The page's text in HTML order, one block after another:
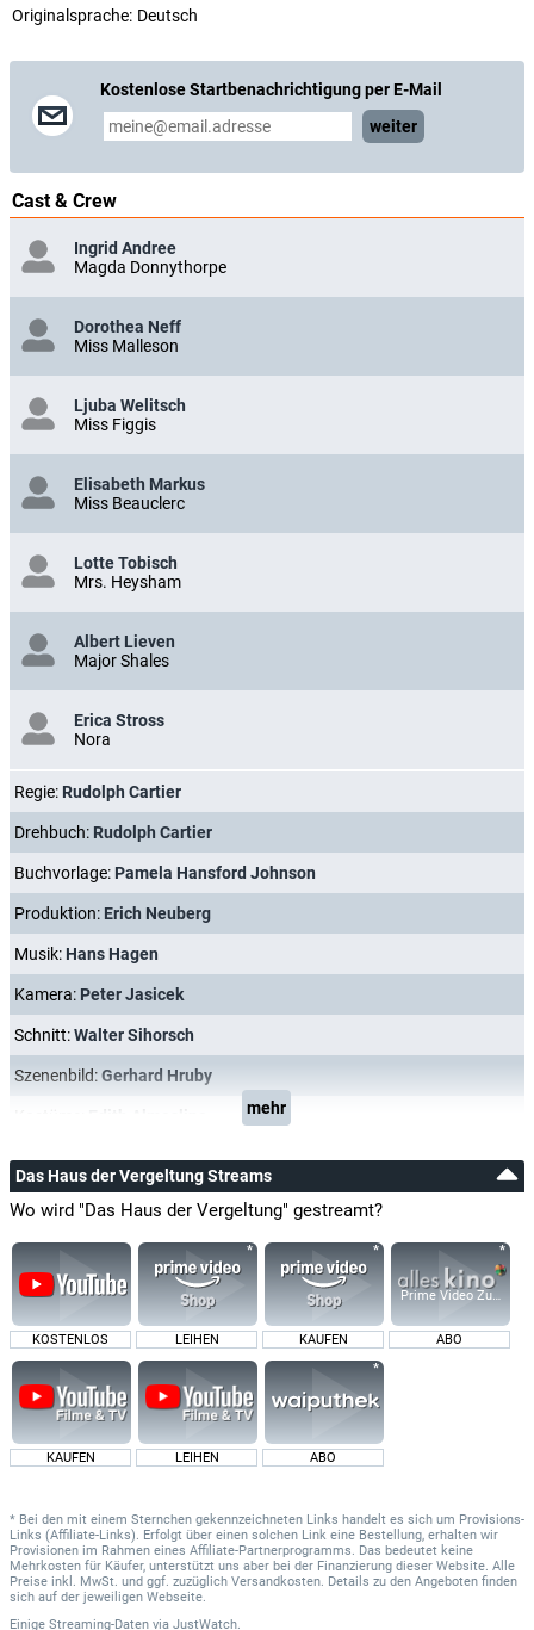
Originalsprache: Deutsch
Kostenlose Startbenachrichtigung per E-Mail
weiter
Cast & Crew
Ingrid Andree
Magda Donnythorpe
Dorothea Neff
Miss Malleson
Ljuba Welitsch
Miss Figgis
Elisabeth Markus
Miss Beauclerc
Lotte Tobisch
Mrs. Heysham
Albert Lieven
Major Shales
Erica Stross
Nora
Regie: Rudolph Cartier
Drehbuch: Rudolph Cartier
Buchvorlage: Pamela Hansford Johnson
Produktion: Erich Neuberg
Musik: Hans Hagen
Kamera: Peter Jasicek
Schnitt:Walter Sihorsch
Szenenbild:Gerhard Hruby
mehr
Das Haus der Vergeltung Streams
Wo wird "Das Haus der Vergeltung" gestreamt?
KOSTENLOS LEIHEN KAUFEN
Prime Video Zusatz-
ABO
KAUFEN LEIHEN ABO
* Bei den mit einem Sternchen gekennzeichneten Links handelt es sich um Provisions-
Links (Affiliate-Links). Erfolgt über einen solchen Link eine Bestellung, erhalten wir
Provisionen im Rahmen eines Affiliate-Partnerprogramms. Das bedeutet keine
Mehrkosten für Käufer, unterstützt uns aber bei der Finanzierung dieser Website. Alle
Preise inkl. MwSt. und ggf. zuzüglich Versandkosten. Details zu den Angeboten finden
sich auf der jeweiligen Webseite.
Einige Streaming-Daten via JustWatch.